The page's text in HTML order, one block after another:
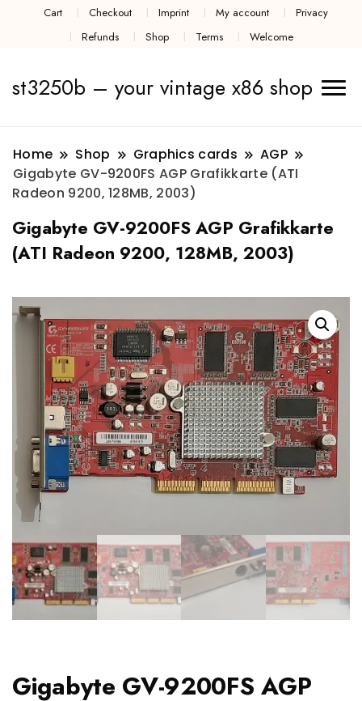
Cart Checkout Imprint My account
Privacy
Refunds
Shop Terms Welcome
st3250b – your vintage x86 shop
Home Shop Graphics cards
AGP
Gigabyte GV-9200FS AGP Grafikkarte (ATI
Radeon 9200, 128MB, 2003)
Gigabyte GV-9200FS AGP Grafikkarte
(ATI Radeon 9200, 128MB, 2003)
Gigabyte GV-9200FS AGP